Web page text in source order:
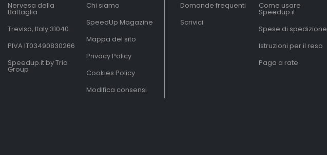
Nervesa della
Battaglia
Treviso, Italy 31040
PIVA IT03490830266
Speedup.it by Trio
Group
Chi siamo
SpeedUp Magazine
Mappa del sito
Privacy Policy
Cookies Policy
Modifica consensi
Domande frequenti
Scrivici
Come usare
Speedup.it
Spese di spedizione
Istruzioni per il reso
Paga a rate